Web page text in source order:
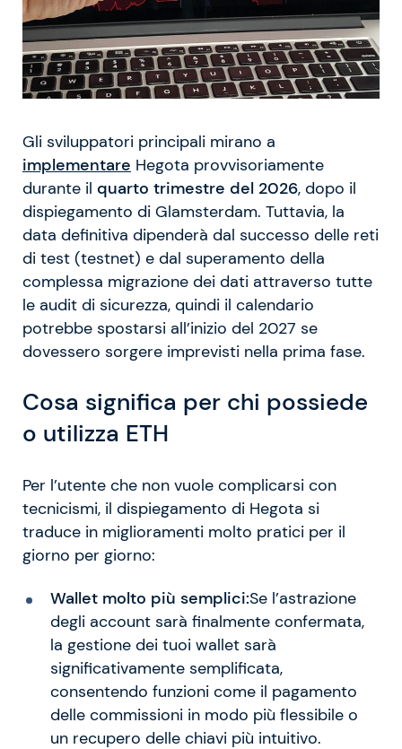
Gli sviluppatori principali mirano a
implementare Hegota provvisoriamente
durante il quarto trimestre del 2026, dopo il
dispiegamento di Glamsterdam. Tuttavia, la
data definitiva dipenderà dal successo delle reti
di test (testnet) e dal superamento della
complessa migrazione dei dati attraverso tutte
le audit di sicurezza, quindi il calendario
potrebbe spostarsi all’inizio del 2027 se
dovessero sorgere imprevisti nella prima fase.
Cosa significa per chi possiede
o utilizza ETH
Per l’utente che non vuole complicarsi con
tecnicismi, il dispiegamento di Hegota si
traduce in miglioramenti molto pratici per il
giorno per giorno:
Wallet molto più semplici:Se l’astrazione
degli account sarà finalmente confermata,
la gestione dei tuoi wallet sarà
significativamente semplificata,
consentendo funzioni come il pagamento
delle commissioni in modo più flessibile o
un recupero delle chiavi più intuitivo.